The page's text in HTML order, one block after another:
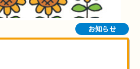
お知らせ